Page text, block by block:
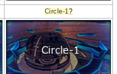
Circle-1?